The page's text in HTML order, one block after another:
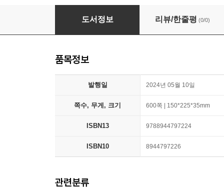
스펄전 설교전집 06 : 역대상~에스더
도서정보 리뷰/한줄평 (0/0)
품목정보
발행일 2024년 05월 10일
쪽수, 무게, 크기 600쪽 | 150*225*35mm
ISBN13 9788944797224
ISBN10 8944797226
관련분류